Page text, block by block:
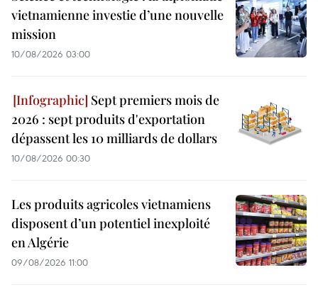
vietnamienne investie d’une nouvelle
mission
10/08/2026 03:00
Sept premiers mois de
2026 : sept produits d'exportation
dépassent les 10 milliards de dollars
10/08/2026 00:30
Les produits agricoles vietnamiens
disposent d’un potentiel inexploité
en Algérie
09/08/2026 11:00